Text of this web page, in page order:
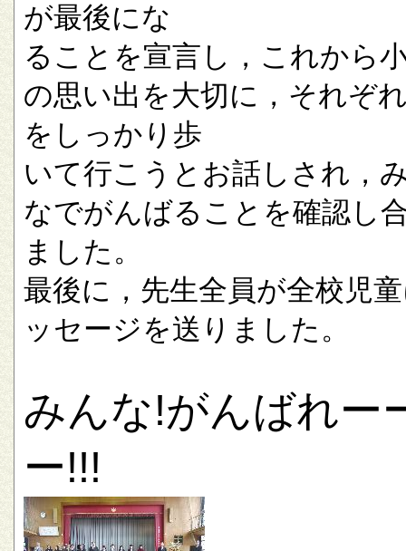
が最後にな
ることを宣言し，これから
の思い出を大切に，それぞ
をしっかり歩
いて行こうとお話しされ，
なでがんばることを確認し
ました。
最後に，先生全員が全校児
ッセージを送りました。
みんな!がんばれー
ー!!!